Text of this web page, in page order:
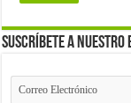
Suscríbete a nuestro